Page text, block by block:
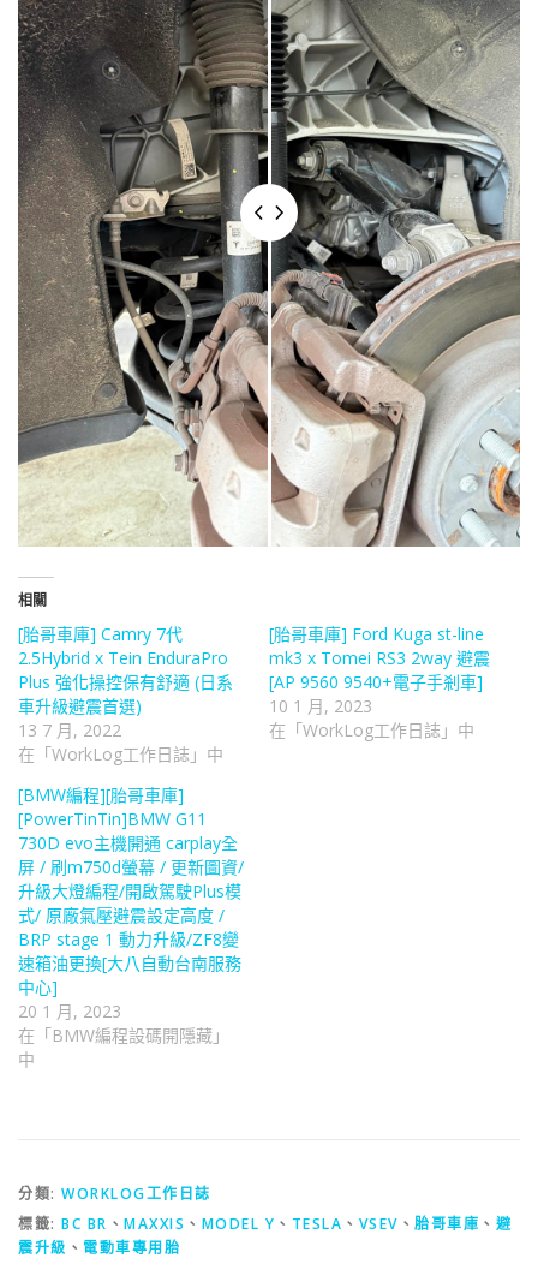
相關
[胎哥車庫] Camry 7代
2.5Hybrid x Tein EnduraPro
Plus 強化操控保有舒適 (日系
車升級避震首選)
13 7 月, 2022
在「WorkLog工作日誌」中
[胎哥車庫] Ford Kuga st-line
mk3 x Tomei RS3 2way 避震
[AP 9560 9540+電子手剎車]
10 1 月, 2023
在「WorkLog工作日誌」中
[BMW編程][胎哥車庫]
[PowerTinTin]BMW G11
730D evo主機開通 carplay全
屏 / 刷m750d螢幕 / 更新圖資/
升級大燈編程/開啟駕駛Plus模
式/ 原廠氣壓避震設定高度 /
BRP stage 1 動力升級/ZF8變
速箱油更換[大八自動台南服務
中心]
20 1 月, 2023
在「BMW編程設碼開隱藏」
中
分類: WORKLOG工作日誌
標籤: BC BR 、 MAXXIS 、 MODEL Y 、 TESLA 、 VSEV 、 胎哥車庫 、 避
震升級 、 電動車專用胎